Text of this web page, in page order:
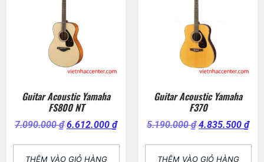
Guitar Acoustic Yamaha
FS800 NT
7.090.000₫ 6.612.000 ₫
THÊM VÀO GIỎ HÀNG
Guitar Acoustic Yamaha
F370
5.190.000₫ 4.835.500 ₫
THÊM VÀO GIỎ HÀNG